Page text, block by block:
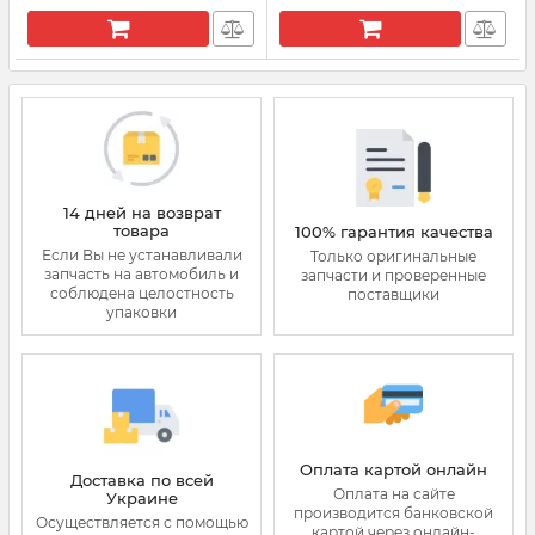
14 дней на возврат
товара
Если Вы не устанавливали
запчасть на автомобиль и
соблюдена целостность
упаковки
100% гарантия качества
Только оригинальные
запчасти и проверенные
поставщики
Доставка по всей
Украине
Осуществляется с помощью
Оплата картой онлайн
Оплата на сайте
производится банковской